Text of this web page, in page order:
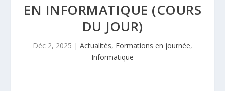
EN INFORMATIQUE (COURS
DU JOUR)
Déc 2, 2025 | Actualités, Formations en journée,
Informatique